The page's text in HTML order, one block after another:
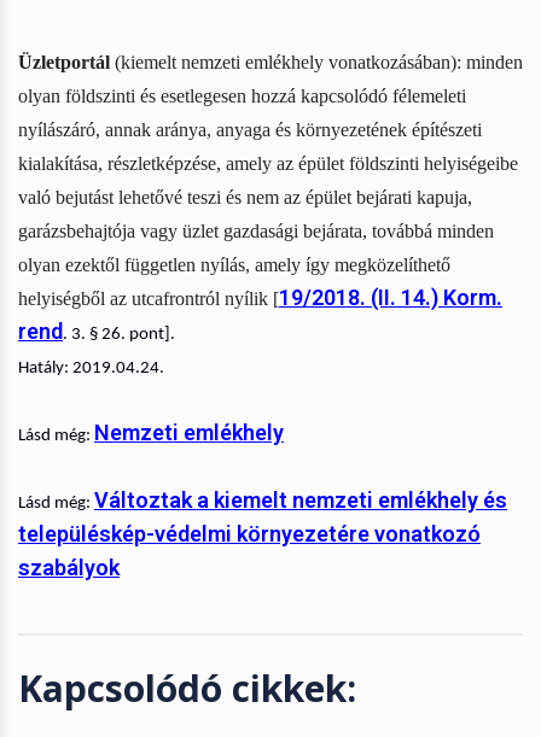
Üzletportál (kiemelt nemzeti emlékhely vonatkozásában): minden
olyan földszinti és esetlegesen hozzá kapcsolódó félemeleti
nyílászáró, annak aránya, anyaga és környezetének építészeti
kialakítása, részletképzése, amely az épület földszinti helyiségeibe
való bejutást lehetővé teszi és nem az épület bejárati kapuja,
garázsbehajtója vagy üzlet gazdasági bejárata, továbbá minden
olyan ezektől független nyílás, amely így megközelíthető
helyiségből az utcafrontról nyílik [19/2018. (II. 14.) Korm.
rend. 3. § 26. pont].
Hatály: 2019.04.24.
Lásd még: Nemzeti emlékhely
Lásd még: Változtak a kiemelt nemzeti emlékhely és
településkép-védelmi környezetére vonatkozó
szabályok
Kapcsolódó cikkek: